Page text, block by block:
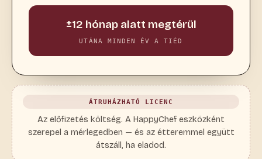
±12 hónap alatt megtérül
UTÁNA MINDEN ÉV A TIÉD
ÁTRUHÁZHATÓ LICENC
Az előfizetés költség. A HappyChef eszközként
szerepel a mérlegedben — és az étteremmel együtt
átszáll, ha eladod.